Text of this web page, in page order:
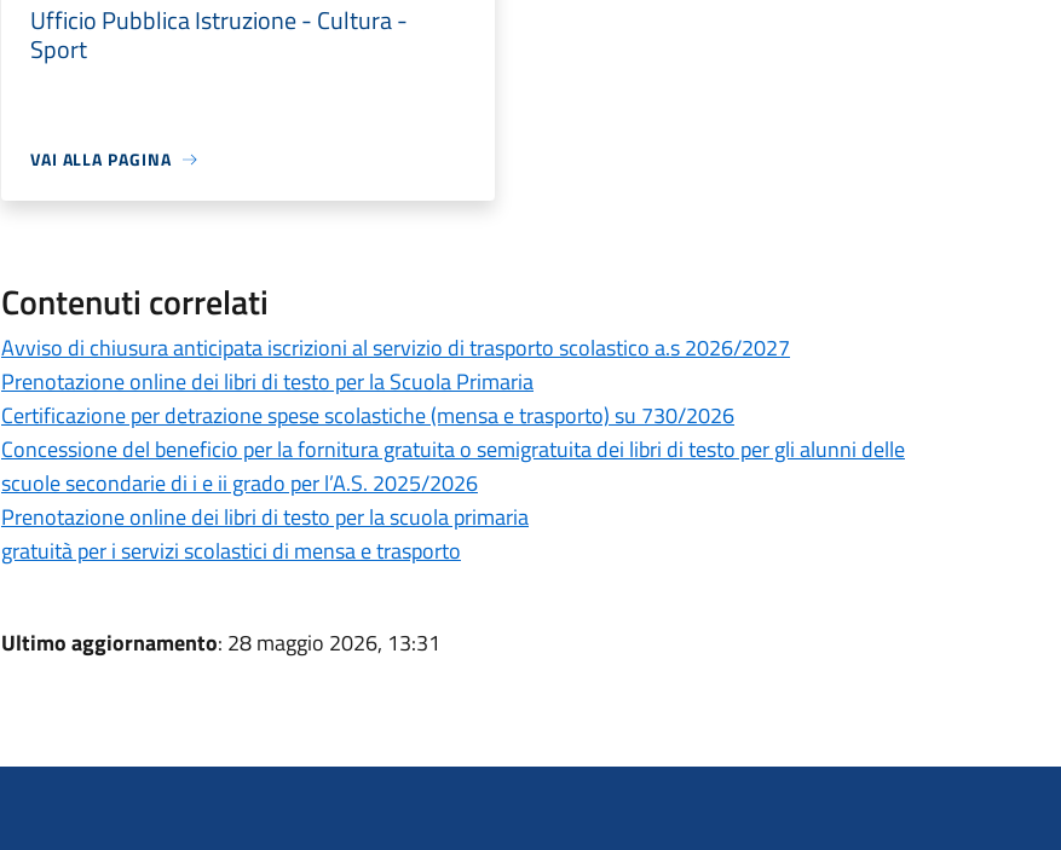
Ufficio Pubblica Istruzione - Cultura -
Sport
VAI ALLA PAGINA
Contenuti correlati
Avviso di chiusura anticipata iscrizioni al servizio di trasporto scolastico a.s 2026/2027
Prenotazione online dei libri di testo per la Scuola Primaria
Certificazione per detrazione spese scolastiche (mensa e trasporto) su 730/2026
Concessione del beneficio per la fornitura gratuita o semigratuita dei libri di testo per gli alunni delle
scuole secondarie di i e ii grado per l’A.S. 2025/2026
Prenotazione online dei libri di testo per la scuola primaria
gratuità per i servizi scolastici di mensa e trasporto
Ultimo aggiornamento: 28 maggio 2026, 13:31